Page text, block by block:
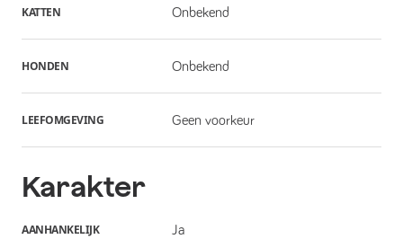
KATTEN Onbekend
HONDEN Onbekend
LEEFOMGEVING Geen voorkeur
Karakter
AANHANKELIJK Ja